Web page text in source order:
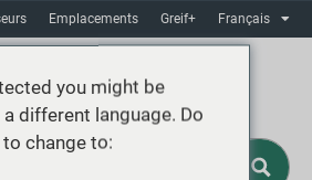
Emplacements Greif+ Français
you might be
different language. Do
change to: